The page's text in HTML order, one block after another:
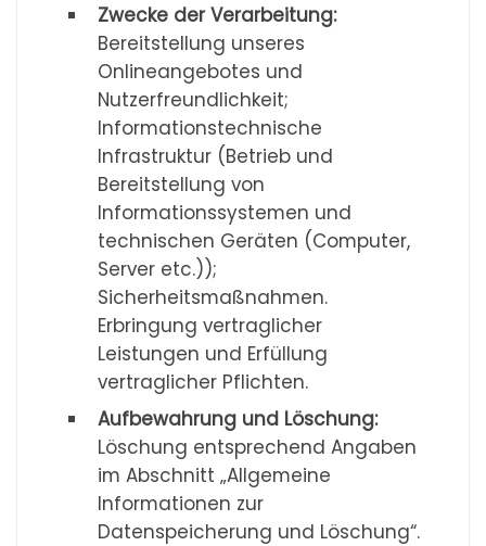
Zwecke der Verarbeitung:
Bereitstellung unseres
Onlineangebotes und
Nutzerfreundlichkeit;
Informationstechnische
Infrastruktur (Betrieb und
Bereitstellung von
Informationssystemen und
technischen Geräten (Computer,
Server etc.));
Sicherheitsmaßnahmen.
Erbringung vertraglicher
Leistungen und Erfüllung
vertraglicher Pflichten.
Aufbewahrung und Löschung:
Löschung entsprechend Angaben
im Abschnitt „Allgemeine
Informationen zur
Datenspeicherung und Löschung“.